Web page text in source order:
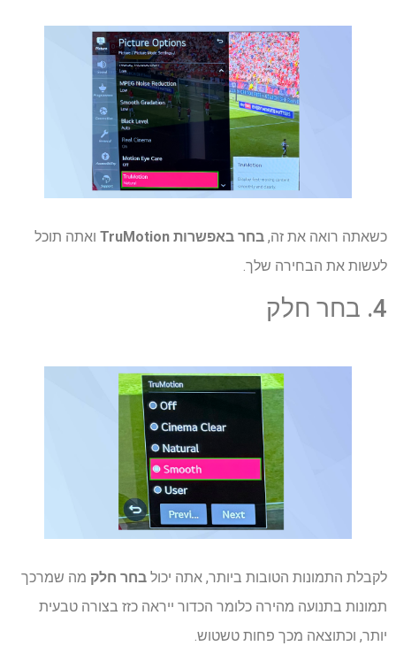
כשאתה רואה את זה, בחר באפשרות TruMotion
ואתה תוכל
לעשות את הבחירה שלך.
4. בחר חלק
לקבלת התמונות הטובות ביותר, אתה יכול בחר חלק מה שמרכך
תמונות בתנועה מהירה כלומר הכדור ייראה כזז בצורה טבעית
יותר, וכתוצאה מכך פחות טשטוש.